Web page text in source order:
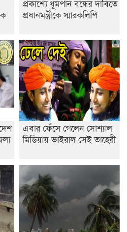
বিভাগের লাইট হাউজ ক্লাবের
জয়
নিহত
অভিযোগ আবিদের
প্রকাশ্যে ধূমপান বন্ধের দাবিতে
প্রধানমন্ত্রীকে স্মারকলিপি
এবার ফেঁসে গেলেন সোশ্যাল
মিডিয়ায় ভাইরাল সেই তাহেরী